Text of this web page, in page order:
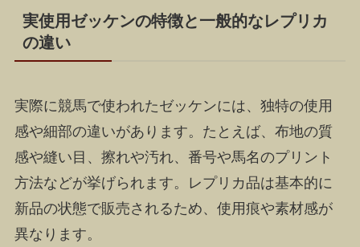
実使用ゼッケンの特徴と一般的なレプリカ
の違い
実際に競馬で使われたゼッケンには、独特の使用
感や細部の違いがあります。たとえば、布地の質
感や縫い目、擦れや汚れ、番号や馬名のプリント
方法などが挙げられます。レプリカ品は基本的に
新品の状態で販売されるため、使用痕や素材感が
異なります。